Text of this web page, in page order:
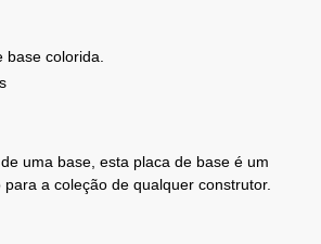
colorida.
uma base, esta placa de base é um
a coleção de qualquer construtor.